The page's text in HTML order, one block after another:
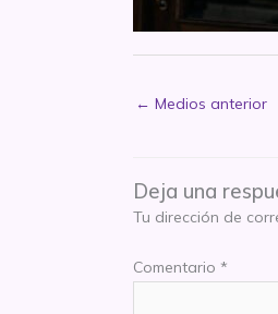
← Medios anterior
Deja una
Tu dirección de
Comentario *